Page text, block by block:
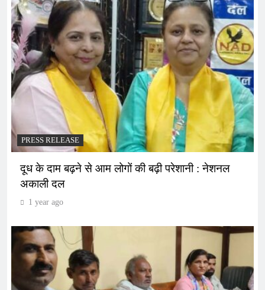
PRESS RELEASE
दूध के दाम बढ़ने से आम लोगों की बढ़ी परेशानी : नेशनल
अकाली दल
1 year ago